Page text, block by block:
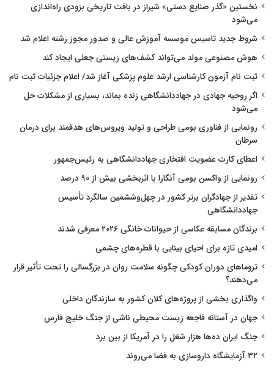
نخستین «گذر صنایع دستی» شیراز در بافت تاریخی بزودی راه‌اندازی
می‌شود
شروط جدید تاسیس موسسه آموزش عالی و صدور مجوز رشته اعلام شد
هوش مصنوعی مولد می‌تواند کشف‌های زیستی جعلی ایجاد کند
ثبت نام آزمون کارشناسی ارشد علوم پزشکی آغاز شد/ اعلام جزئیات ثبت نام
اگر روحیه جهادی در جهاددانشگاهی زنده بماند، بسیاری از مشکلات حل
می‌شود
رونمایی از فناوری بومی طراحی و تولید ویروس‌های هدفمند برای درمان
سرطان
اعطای کارت عضویت افتخاری جهاددانشگاهی به رئیس‌جمهور
رونمایی از واکسن بومی آنگارا با اثربخشی بیش از ۹۰ درصد
تقدیر از جهادگران برتر کشور در چهل‌وششمین سالگرد تأسیس
جهاددانشگاهی
برندگان مسابقه عکاسی از حیوانات خانگی ۲۰۲۶ معرفی شدند
امیدی تازه برای احیای بینایی با قطره‌های چشمی
تروماهای دوران کودکی چگونه سلامت روان در بزرگسالی را تحت تأثیر قرار
می‌دهند؟
واگذاری بخشی از پروژه‌های کلان کشور به سازندگان داخلی
جهان در آستانه فاجعه زیست محیطی ناشی از جنگ خلیج فارس
جنگ ایران ده‌ها هزار شغل را در آمریکا از بین برد
۳۲ آزمایشگاه داروسازی به فضا می‌روند